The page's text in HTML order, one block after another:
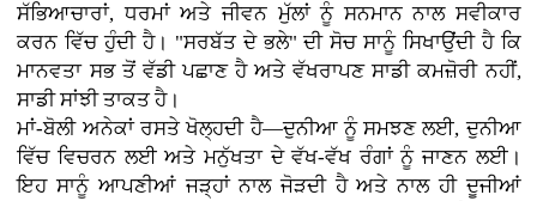
ਸੱਭਿਆਚਾਰਾਂ, ਧਰਮਾਂ ਅਤੇ ਜੀਵਨ ਮੁੱਲਾਂ ਨੂੰ ਸਨਮਾਨ ਨਾਲ ਸਵੀਕਾਰ
ਕਰਨ ਵਿੱਚ ਹੁੰਦੀ ਹੈ। "ਸਰਬੱਤ ਦੇ ਭਲੇ" ਦੀ ਸੋਚ ਸਾਨੂੰ ਸਿਖਾਉਂਦੀ ਹੈ ਕਿ
ਮਾਨਵਤਾ ਸਭ ਤੋਂ ਵੱਡੀ ਪਛਾਣ ਹੈ ਅਤੇ ਵੱਖਰਾਪਣ ਸਾਡੀ ਕਮਜ਼ੋਰੀ ਨਹੀਂ,
ਸਾਡੀ ਸਾਂਝੀ ਤਾਕਤ ਹੈ।
ਮਾਂ-ਬੋਲੀ ਅਨੇਕਾਂ ਰਸਤੇ ਖੋਲ੍ਹਦੀ ਹੈ—ਦੁਨੀਆ ਨੂੰ ਸਮਝਣ ਲਈ, ਦੁਨੀਆ
ਵਿੱਚ ਵਿਚਰਨ ਲਈ ਅਤੇ ਮਨੁੱਖਤਾ ਦੇ ਵੱਖ-ਵੱਖ ਰੰਗਾਂ ਨੂੰ ਜਾਣਨ ਲਈ।
ਇਹ ਸਾਨੂੰ ਆਪਣੀਆਂ ਜੜ੍ਹਾਂ ਨਾਲ ਜੋੜਦੀ ਹੈ ਅਤੇ ਨਾਲ ਹੀ ਦੂਜੀਆਂ